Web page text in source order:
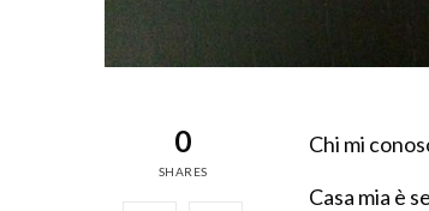
0
SHARES
Chi mi
Casa mia è